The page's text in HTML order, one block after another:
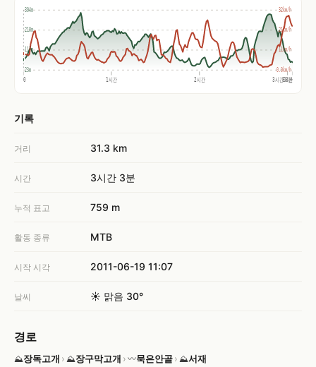
0 1시간 2시간 3시간
3시간03분
304m
210m
117m
23m
32km/h
21km/h
11km/h
0.0km/h
기록
거리 31.3 km
시간 3시간 3분
누적 표고 759 m
활동 종류 MTB
시작 시각 2011-06-19 11:07
날씨 ☀️ 맑음 30°
경로
⛰장독고개 › ⛰장구막고개 › 〰묵은안골› ⛰서재